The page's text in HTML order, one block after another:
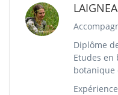
Diplôme
Etudes en
botanique